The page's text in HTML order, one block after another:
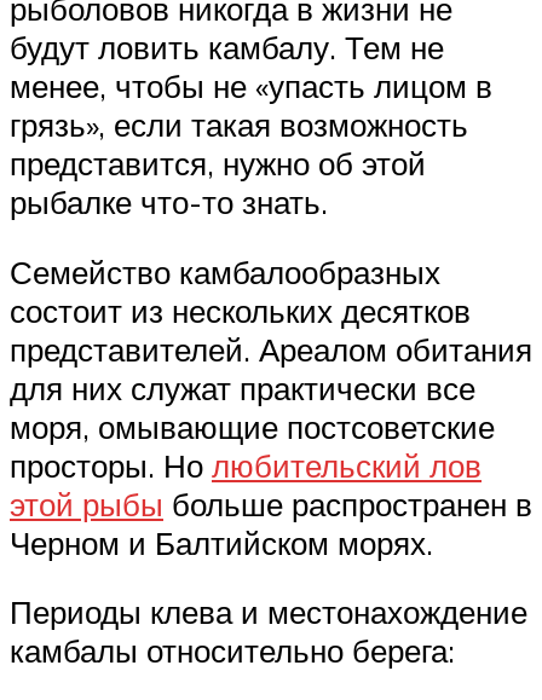
рыболовов никогда в жизни не
будут ловить камбалу. Тем не
менее, чтобы не «упасть лицом в
грязь», если такая возможность
представится, нужно об этой
рыбалке что-то знать.
Семейство камбалообразных
состоит из нескольких десятков
представителей. Ареалом обитания
для них служат практически все
моря, омывающие постсоветские
просторы. Но любительский лов
этой рыбы больше распространен в
Черном и Балтийском морях.
Периоды клева и местонахождение
камбалы относительно берега: